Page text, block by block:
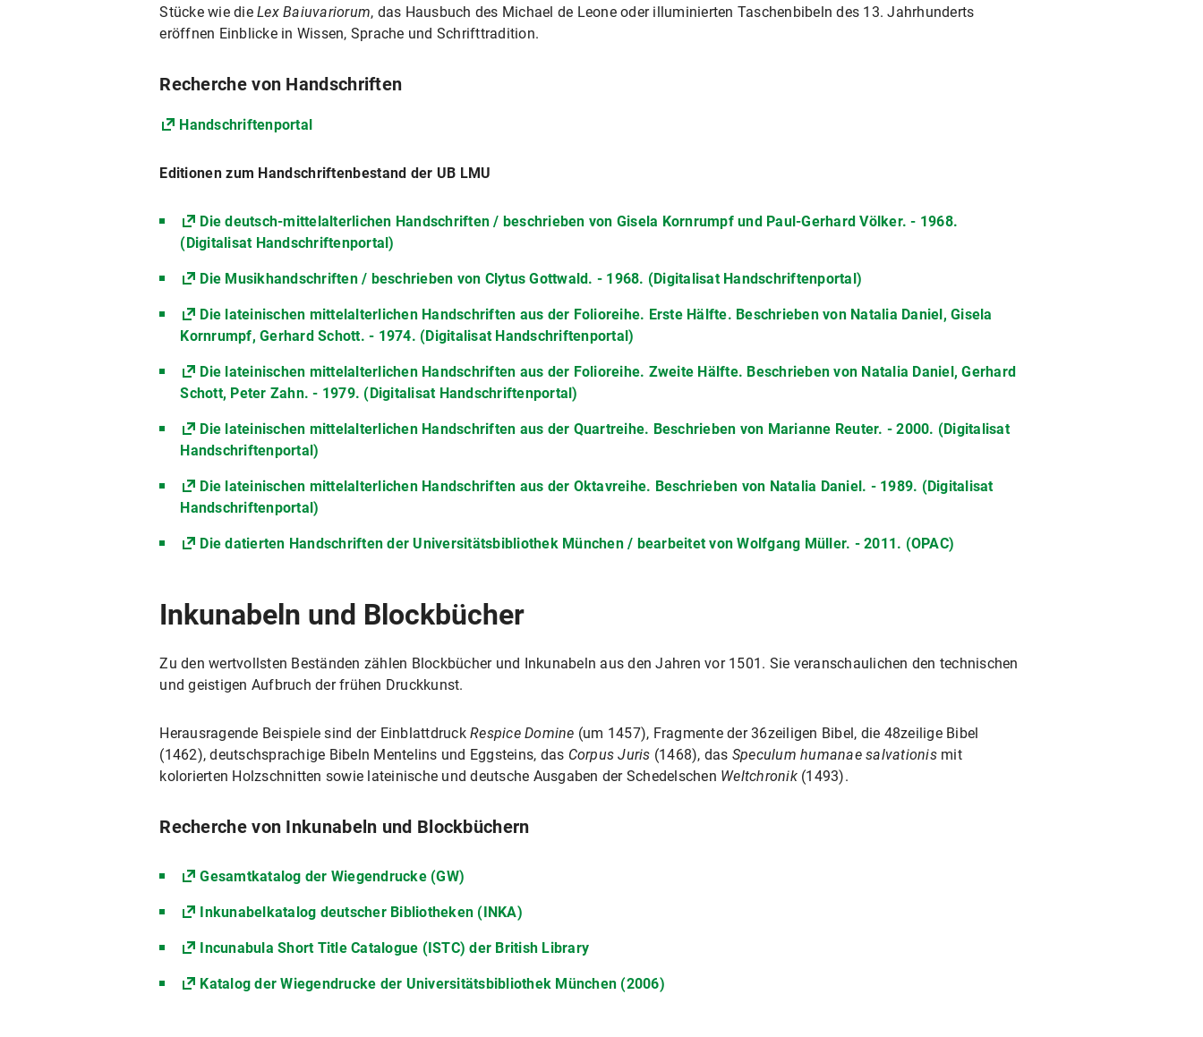
Stücke wie dieLex Baiuvariorum, das Hausbuch des Michael de Leone oder illuminierten Taschenbibeln des 13. Jahrhunderts
eröffnen Einblicke in Wissen, Sprache und Schrifttradition.
Recherche von Handschriften
Handschriftenportal
Editionen zum Handschriftenbestand der UB LMU
Die deutsch-mittelalterlichen Handschriften / beschrieben von Gisela Kornrumpf und Paul-Gerhard Völker. - 1968.
(Digitalisat Handschriftenportal)
Die Musikhandschriften / beschrieben von Clytus Gottwald. - 1968. (Digitalisat Handschriftenportal)
Die lateinischen mittelalterlichen Handschriften aus der Folioreihe. Erste Hälfte. Beschrieben von Natalia Daniel, Gisela
Kornrumpf, Gerhard Schott. - 1974. (Digitalisat Handschriftenportal)
Die lateinischen mittelalterlichen Handschriften aus der Folioreihe. Zweite Hälfte. Beschrieben von Natalia Daniel, Gerhard
Schott, Peter Zahn. - 1979. (Digitalisat Handschriftenportal)
Die lateinischen mittelalterlichen Handschriften aus der Quartreihe. Beschrieben von Marianne Reuter. - 2000. (Digitalisat
Handschriftenportal)
Die lateinischen mittelalterlichen Handschriften aus der Oktavreihe. Beschrieben von Natalia Daniel. - 1989. (Digitalisat
Handschriftenportal)
Die datierten Handschriften der Universitätsbibliothek München / bearbeitet von Wolfgang Müller. - 2011. (OPAC)
Inkunabeln und Blockbücher
Zu den wertvollsten Beständen zählen Blockbücher und Inkunabeln aus den Jahren vor 1501. Sie veranschaulichen den technischen
und geistigen Aufbruch der frühen Druckkunst.
Herausragende Beispiele sind der EinblattdruckRespice Domine (um 1457), Fragmente der 36zeiligen Bibel, die 48zeilige Bibel
(1462), deutschsprachige Bibeln Mentelins und Eggsteins, das Corpus Juris (1468), das Speculum humanae salvationismit
kolorierten Holzschnitten sowie lateinische und deutsche Ausgaben der Schedelschen Weltchronik(1493).
Recherche von Inkunabeln und Blockbüchern
Gesamtkatalog der Wiegendrucke (GW)
Inkunabelkatalog deutscher Bibliotheken (INKA)
Incunabula Short Title Catalogue (ISTC) der British Library
Katalog der Wiegendrucke der Universitätsbibliothek München (2006)